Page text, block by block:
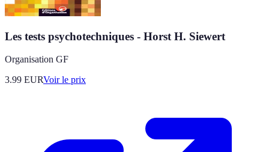
Les tests psychotechniques - Horst H. Siewert
Organisation GF
3.99 EURVoir le prix